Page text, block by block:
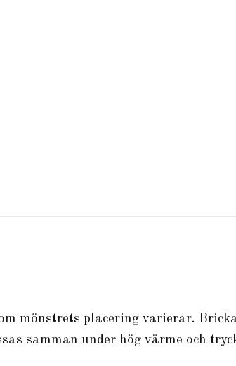
mönstrets placering varierar.
samman under hög värme och